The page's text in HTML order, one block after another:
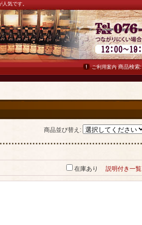
気です。
ご利用案内 商品検索:
商品並び替え :
在庫あり 説明付き一覧